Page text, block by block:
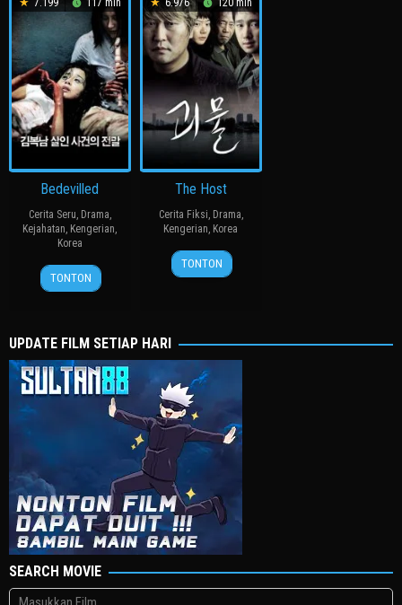
7.199 117 min
Bedevilled
Cerita Seru, Drama,
Kejahatan, Kengerian,
Korea
19
Aug
장
철
TONTON
6.976 120 min
The Host
Cerita Fiksi, Drama,
Kengerian, Korea
27
Jul
봉
준
TONTON
UPDATE FILM SETIAP HARI
SEARCH MOVIE